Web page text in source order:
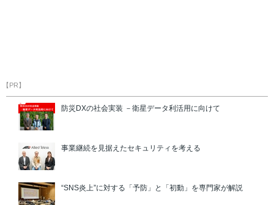
【PR】
防災DXの社会実装 －衛星データ利活用に向けて
事業継続を見据えたセキュリティを考える
“SNS炎上”に対する「予防」と「初動」を専門家が解説